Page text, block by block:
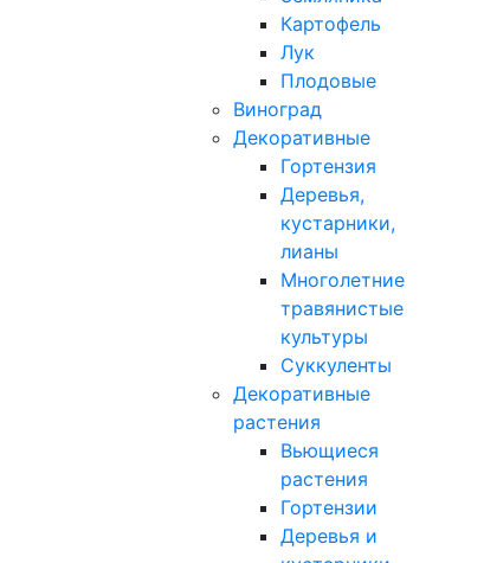
Картофель
Лук
Плодовые
Виноград
Декоративные
Гортензия
Деревья,
кустарники,
лианы
Многолетние
травянистые
культуры
Суккуленты
Декоративные
растения
Вьющиеся
растения
Гортензии
Деревья и